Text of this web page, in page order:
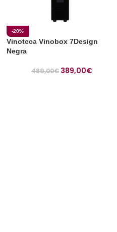
-20%
Vinoteca Vinobox 7Design
Negra
489,00€ 389,00€